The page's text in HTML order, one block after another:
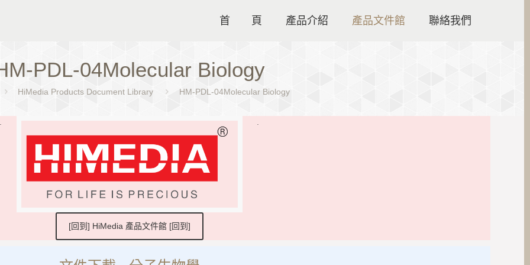
首 頁 產品介紹 產品文件館 聯絡我們
PDL-04Molecular Biology
HiMedia Products Document Library HM-PDL-04Molecular Biology
[回到] HiMedia 產品文件館 [回到]